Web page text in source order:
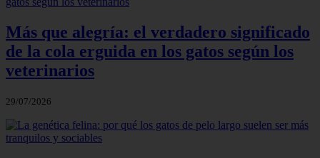
Más que alegría: el verdadero significado
de la cola erguida en los gatos según los
veterinarios
29/07/2026